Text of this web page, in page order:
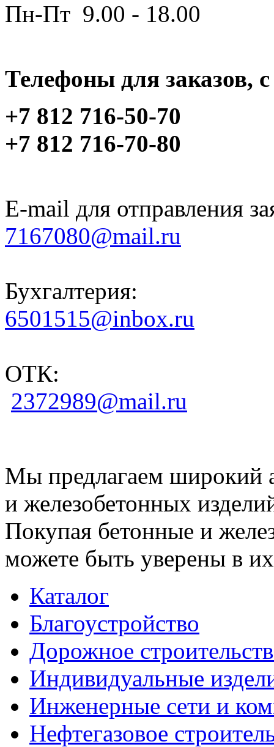
Пн-Пт 9.00 - 18.00
Телефоны для заказов,
+7 812 716-50-70
+7 812 716-70-80
E-mail для отправления
7167080@mail.ru
Бухгалтерия:
6501515@inbox.ru
ОТК:
2372989@mail.ru
Мы предлагаем широкий
и железобетонных
Покупая бетонные и
можете быть уверены в их
Каталог
Благоустройство
Дорожное
Индивидуальные
Инженерные сети и
Нефтегазовое